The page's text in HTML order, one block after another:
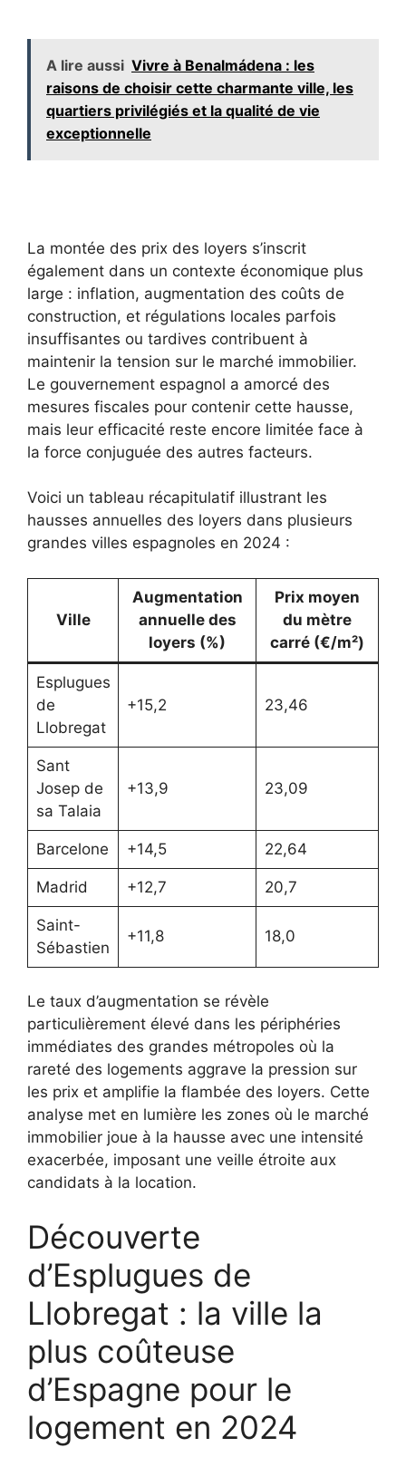
A lire aussi Vivre à Benalmádena : les
raisons de choisir cette charmante ville, les
quartiers privilégiés et la qualité de vie
exceptionnelle
La montée des prix des loyers s’inscrit
également dans un contexte économique plus
large : inflation, augmentation des coûts de
construction, et régulations locales parfois
insuffisantes ou tardives contribuent à
maintenir la tension sur le marché immobilier.
Le gouvernement espagnol a amorcé des
mesures fiscales pour contenir cette hausse,
mais leur efficacité reste encore limitée face à
la force conjuguée des autres facteurs.
Voici un tableau récapitulatif illustrant les
hausses annuelles des loyers dans plusieurs
grandes villes espagnoles en 2024 :
Ville
Augmentation
annuelle des
loyers (%)
Prix moyen
du mètre
carré (€/m²)
Esplugues
de
Llobregat
+15,2 23,46
Sant
Josep de
sa Talaia
+13,9 23,09
Barcelone +14,5 22,64
Madrid +12,7 20,7
Saint-
Sébastien
+11,8 18,0
Le taux d’augmentation se révèle
particulièrement élevé dans les périphéries
immédiates des grandes métropoles où la
rareté des logements aggrave la pression sur
les prix et amplifie la flambée des loyers. Cette
analyse met en lumière les zones où le marché
immobilier joue à la hausse avec une intensité
exacerbée, imposant une veille étroite aux
candidats à la location.
Découverte
d’Esplugues de
Llobregat : la ville la
plus coûteuse
d’Espagne pour le
logement en 2024